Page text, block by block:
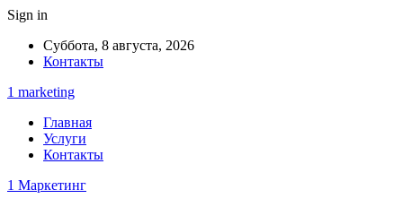
Sign in
Суббота, 8 августа, 2026
Контакты
1 marketing
Главная
Услуги
Контакты
1 Маркетинг